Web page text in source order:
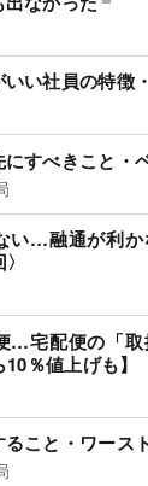
い社員の特徴
にすべきこと・
い…融通が利
…宅配便の「取
％値上げも】
こと・ワース